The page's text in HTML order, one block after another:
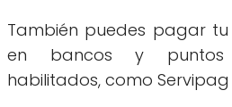
También puedes pagar
en bancos y puntos
habilitados, como Servipag